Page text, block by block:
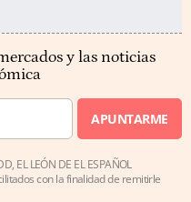
y las noticias
APUNTARME
EL LEÓN DE EL ESPAÑOL
con la finalidad de remitirle